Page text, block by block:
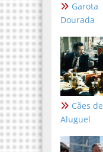
Garota
Dourada
Cães de
Aluguel